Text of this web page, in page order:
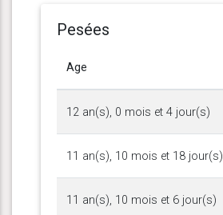
Pesées
Age
12 an(s), 0 mois et 4 jour(s)
11 an(s), 10 mois et 18 jour(s)
11 an(s), 10 mois et 6 jour(s)